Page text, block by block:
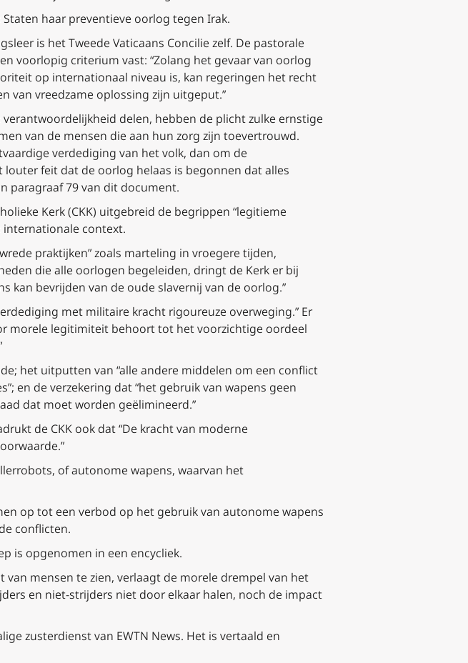
haar preventieve oorlog tegen Irak.
is het Tweede Vaticaans Concilie zelf. De pastorale
voorlopig criterium vast: “Zolang het gevaar van oorlog
op internationaal niveau is, kan regeringen het recht
van vreedzame oplossing zijn uitgeput.”
delen, hebben de plicht zulke ernstige
van de mensen die aan hun zorg zijn toevertrouwd.
verdediging van het volk, dan om de
feit dat de oorlog helaas is begonnen dat alles
paragraaf 79 van dit document.
Kerk (CKK) uitgebreid de begrippen “legitieme
internationale context.
praktijken” zoals marteling in vroegere tijden,
die alle oorlogen begeleiden, dringt de Kerk er bij
kan bevrijden van de oude slavernij van de oorlog.”
met militaire kracht rigoureuze overweging.” Er
morele legitimiteit behoort tot het voorzichtige oordeel
het uitputten van “alle andere middelen om een conflict
en de verzekering dat “het gebruik van wapens geen
dat moet worden geëlimineerd.”
de CKK ook dat “De kracht van moderne
of autonome wapens, waarvan het
op tot een verbod op het gebruik van autonome wapens
conflicten.
is opgenomen in een encycliek.
mensen te zien, verlaagt de morele drempel van het
en niet-strijders niet door elkaar halen, noch de impact
zusterdienst van EWTN News. Het is vertaald en